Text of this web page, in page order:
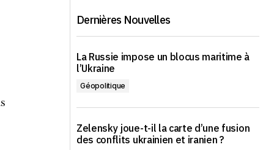
Dernières Nouvelles
La Russie impose un blocus maritime à
l’Ukraine
Géopolitique
Zelensky joue-t-il la carte d’une fusion
des conflits ukrainien et iranien ?